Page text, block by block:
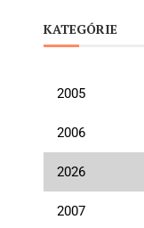
KATEGÓRIE
2005
2006
2026
2007